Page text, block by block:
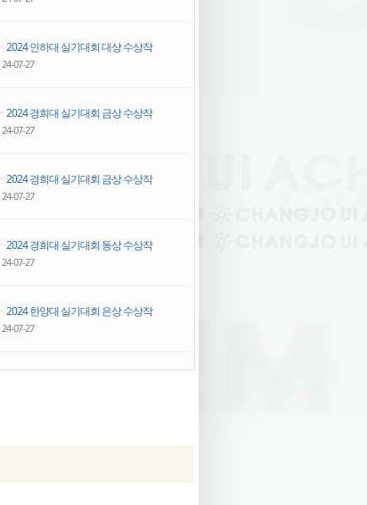
ㆍ 2024 인하대 실기대회 대상 수상작
24-07-27
ㆍ 2024 경희대 실기대회 금상 수상작
24-07-27
ㆍ 2024 경희대 실기대회 금상 수상작
24-07-27
ㆍ 2024 경희대 실기대회 동상 수상작
24-07-27
ㆍ 2024 한양대 실기대회 은상 수상작
24-07-27